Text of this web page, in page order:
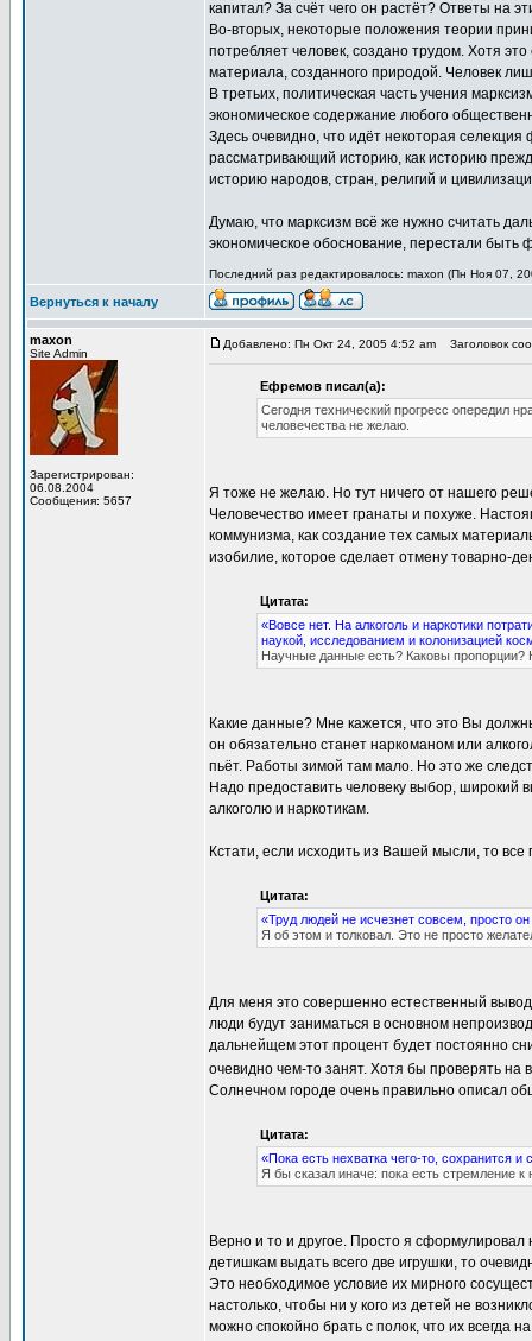
капитал? За счёт чего он растёт? Ответы на
Во-вторых, некоторые положения теории
потребляет человек, создано трудом. Хотя
материала, созданного природой. Человек
В третьих, политическая часть учения
экономическое содержание любого
Здесь очевидно, что идёт некоторая
рассматривающий историю, как историю
историю народов, стран, религий и
Думаю, что марксизм всё же нужно считать
экономическое обоснование, перестали быть
Последний раз редактировалось: maxon (Пн Ноя 07,
Вернуться к началу
maxon
Site Admin
Зарегистрирован:
06.08.2004
Сообщения: 5657
Добавлено: Пн Окт 24, 2005 4:52 am Заголовок
Ефремов писал(а):
Сегодня технический прогресс опередил
человечества не желаю.
Я тоже не желаю. Но тут ничего от нашего
Человечество имеет гранаты и похуже.
коммунизма, как создание тех самых
изобилие, которое сделает отмену товарно-
Цитата:
«Вовсе нет. На алкоголь и наркотики
наукой, исследованием и колонизацией
Научные данные есть? Каковы пропорции?
Какие данные? Мне кажется, что это Вы
он обязательно станет наркоманом или
пьёт. Работы зимой там мало. Но это же
Надо предоставить человеку выбор, широкий
алкоголю и наркотикам.
Кстати, если исходить из Вашей мысли, то
Цитата:
«Труд людей не исчезнет совсем, просто
Я об этом и толковал. Это не просто
Для меня это совершенно естественный
люди будут заниматься в основном
дальнейщем этот процент будет постоянно
очевидно чем-то занят. Хотя бы проверять на
Солнечном городе очень правильно описал
Цитата:
«Пока есть нехватка чего-то, сохранится и
Я бы сказал иначе: пока есть стремление
Верно и то и другое. Просто я
детишкам выдать всего две игрушки, то
Это необходимое условие их мирного
настолько, чтобы ни у кого из детей не
можно спокойно брать с полок, что их всегда на